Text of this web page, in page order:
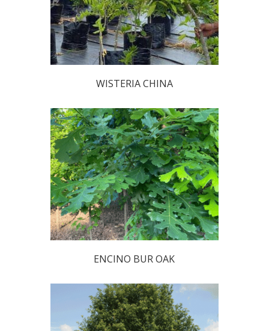
WISTERIA CHINA
ENCINO BUR OAK